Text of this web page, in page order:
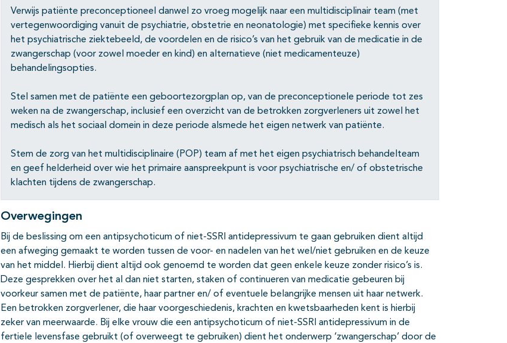
Verwijs patiënte preconceptioneel danwel zo vroeg mogelijk naar een multidisciplinair team (met
vertegenwoordiging vanuit de psychiatrie, obstetrie en neonatologie) met specifieke kennis over
het psychiatrische ziektebeeld, de voordelen en de risico’s van het gebruik van de medicatie in de
zwangerschap (voor zowel moeder en kind) en alternatieve (niet medicamenteuze)
behandelingsopties.
Stel samen met de patiënte een geboortezorgplan op, van de preconceptionele periode tot zes
weken na de zwangerschap, inclusief een overzicht van de betrokken zorgverleners uit zowel het
medisch als het sociaal domein in deze periode alsmede het eigen netwerk van patiënte.
Stem de zorg van het multidisciplinaire (POP) team af met het eigen psychiatrisch behandelteam
en geef helderheid over wie het primaire aanspreekpunt is voor psychiatrische en/ of obstetrische
klachten tijdens de zwangerschap.
Overwegingen
Bij de beslissing om een antipsychoticum of niet-SSRI antidepressivum te gaan gebruiken dient altijd
een afweging gemaakt te worden tussen de voor- en nadelen van het wel/niet gebruiken en de keuze
van het middel. Hierbij dient altijd ook genoemd te worden dat geen enkele keuze zonder risico’s is.
Deze gesprekken over het al dan niet starten, staken of continueren van medicatie gebeuren bij
voorkeur samen met de patiënte, haar partner en/ of eventuele belangrijke mensen uit haar netwerk.
Een betrokken zorgverlener, die haar voorgeschiedenis, krachten en kwetsbaarheden kent is hierbij
zeker van meerwaarde. Bij elke vrouw die een antipsychoticum of niet-SSRI antidepressivum in de
fertiele levensfase gebruikt (of overweegt te gebruiken) dient het onderwerp ‘zwangerschap’ door de